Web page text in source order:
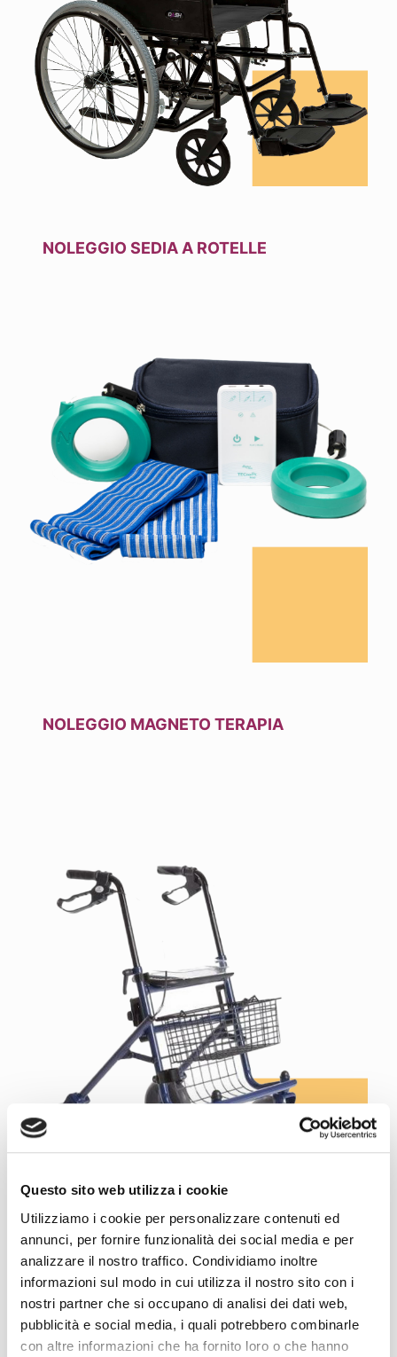
Questo sito web utilizza i cookie
Utilizziamo i cookie per personalizzare contenuti ed
annunci, per fornire funzionalità dei social media e per
analizzare il nostro traffico. Condividiamo inoltre
informazioni sul modo in cui utilizza il nostro sito con i
nostri partner che si occupano di analisi dei dati web,
pubblicità e social media, i quali potrebbero combinarle
con altre informazioni che ha fornito loro o che hanno
NOLEGGIO SEDIA A ROTELLE
NOLEGGIO MAGNETO TERAPIA
NOLEGGIO DEAMBULATORI